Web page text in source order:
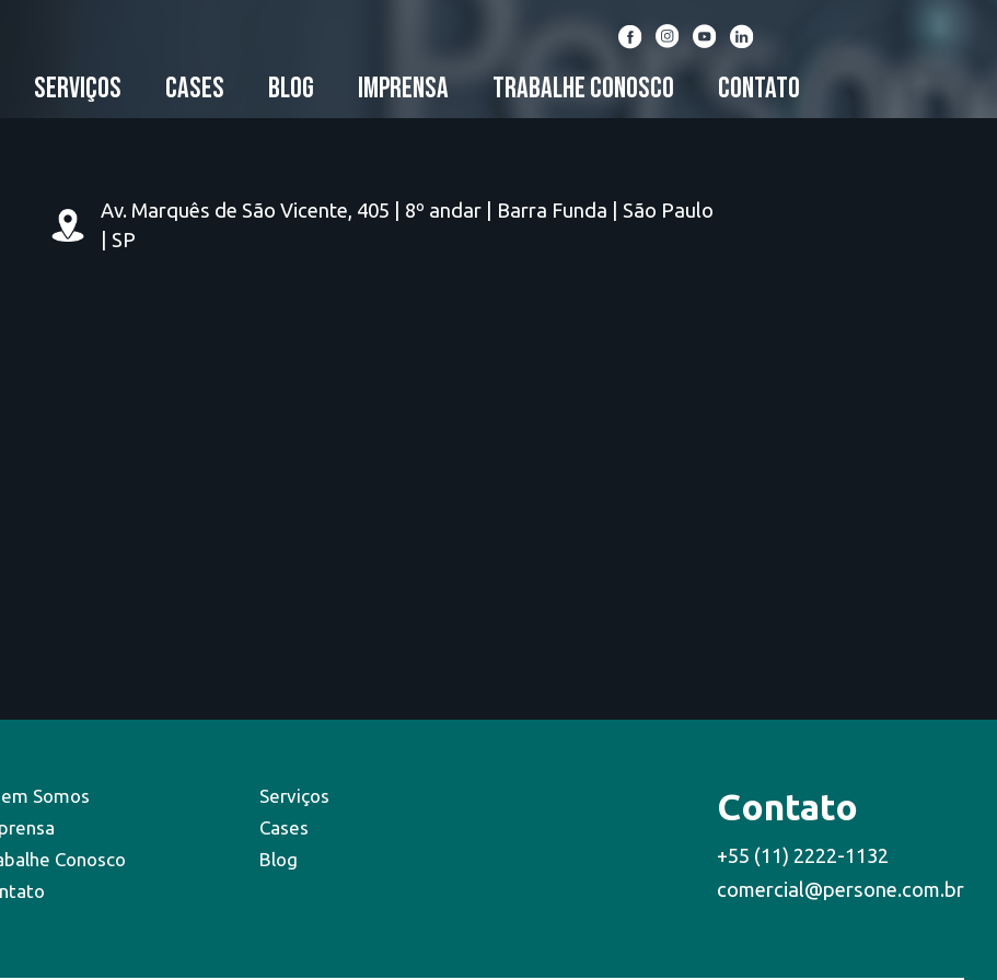
SERVIÇOS CASES BLOG IMPRENSA TRABALHE CONOSCO CONTATO
Av. Marquês de São Vicente, 405 | 8º andar | Barra Funda | São Paulo
| SP
Somos
Serviços
Cases
Conosco
Blog
Contato
+55 (11) 2222-1132
comercial@persone.com.br